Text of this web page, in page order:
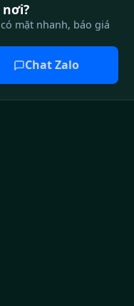
mặt nhanh, báo giá
Chat Zalo